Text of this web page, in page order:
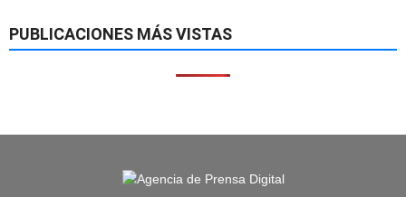
PUBLICACIONES MÁS VISTAS